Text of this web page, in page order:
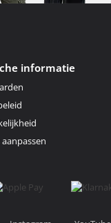
informatie